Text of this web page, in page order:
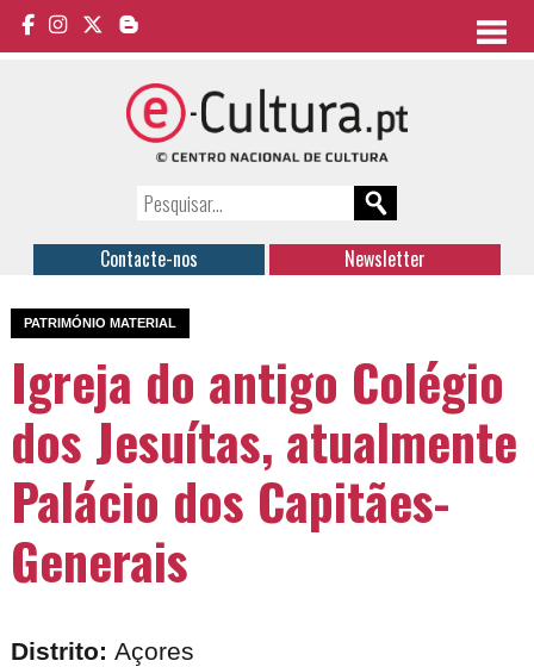
Contacte-nos Newsletter
PATRIMÓNIO MATERIAL
Igreja do antigo Colégio
dos Jesuítas, atualmente
Palácio dos Capitães-
Generais
Distrito:Açores